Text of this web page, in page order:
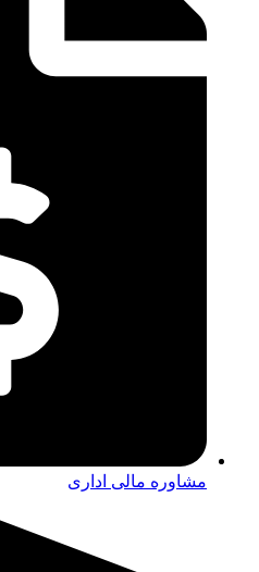
مشاوره مالی اداری
مشاوره معماری و دکوراسیون